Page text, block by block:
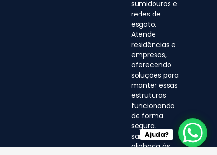
sumidouros e
redes de
esgoto.
Atende
residências e
empresas,
oferecendo
soluções para
manter essas
estruturas
funcionando
de forma
segura,
sanitária e
alinhada às
Ajuda?